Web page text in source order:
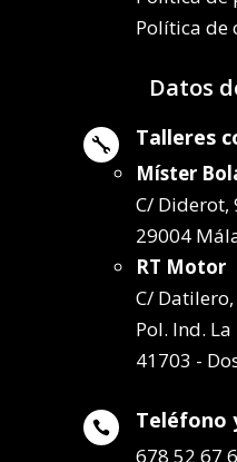
Política de
Datos
 Talleres
Míster
C/ Diderot,
29004
RT Motor
C/ Datilero,
Pol. Ind.
41703 -
 Teléfono
678 52 67